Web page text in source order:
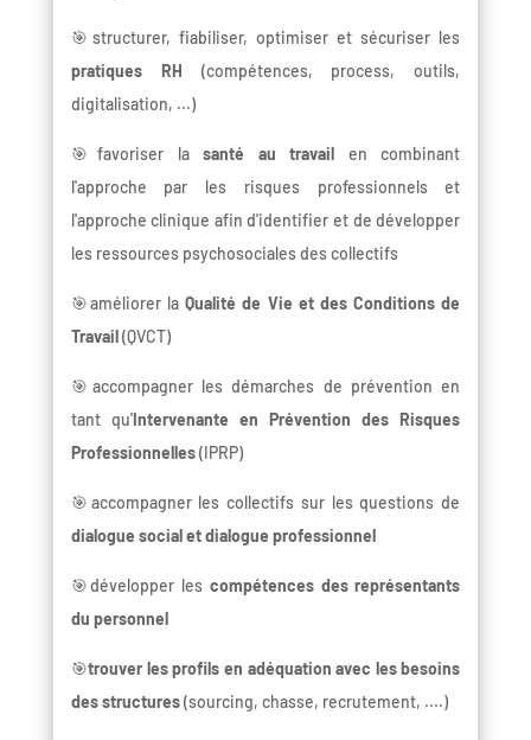
🎯structurer, fiabiliser, optimiser et sécuriser les
pratiques RH
(compétences, process, outils,
digitalisation, ...)
🎯favoriser lasanté au travail en combinant
l'approche par les risques professionnels et
l'approche clinique afin d'identifier et de développer
les ressources psychosociales des collectifs
🎯améliorer laQualité de Vie et des Conditions de
Travail (QVCT)
🎯accompagner les démarches de prévention en
tant qu'Intervenante en Prévention des Risques
Professionnelles(IPRP)
🎯accompagner les collectifs sur les questions de
dialogue social et dialogue professionnel
🎯développer les compétences des représentants
du personnel
🎯trouver les profils en adéquation avec les besoins
des structures(sourcing, chasse, recrutement, ....)